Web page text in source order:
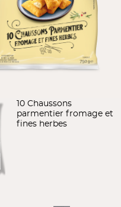
10 Chaussons
parmentier fromage et
fines herbes